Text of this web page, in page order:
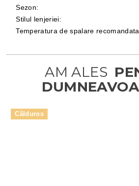
Călduros
Sezon:
Stilul lenjeriei:
Temperatura de spalare recomandata